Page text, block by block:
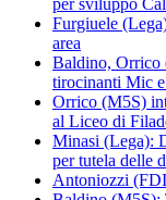
per sviluppo
Furgiuele
area
Baldino, Orrico
tirocinanti Mic
Orrico (M5S)
al Liceo di
Minasi (Lega):
per tutela delle
Antoniozzi